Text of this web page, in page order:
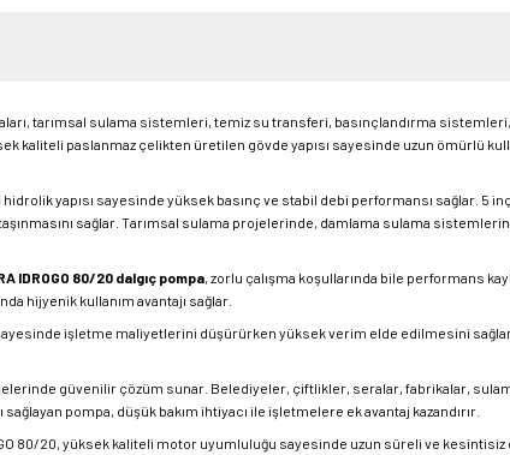
tarımsal sulama sistemleri, temiz su transferi, basınçlandırma
kaliteli paslanmaz çelikten üretilen gövde yapısı sayesinde uzun ömürlü
hidrolik yapısı sayesinde yüksek basınç ve stabil debi performansı sağlar. 5
sağlar. Tarımsal sulama projelerinde, damlama sulama
IDROGO 80/20 dalgıç pompa , zorlu çalışma koşullarında bile performans
hijyenik kullanım avantajı sağlar.
işletme maliyetlerini düşürürken yüksek verim elde edilmesini
güvenilir çözüm sunar. Belediyeler, çiftlikler, seralar, fabrikalar,
pompa, düşük bakım ihtiyacı ile işletmelere ek avantaj kazandırır.
80/20, yüksek kaliteli motor uyumluluğu sayesinde uzun süreli ve kesintisiz